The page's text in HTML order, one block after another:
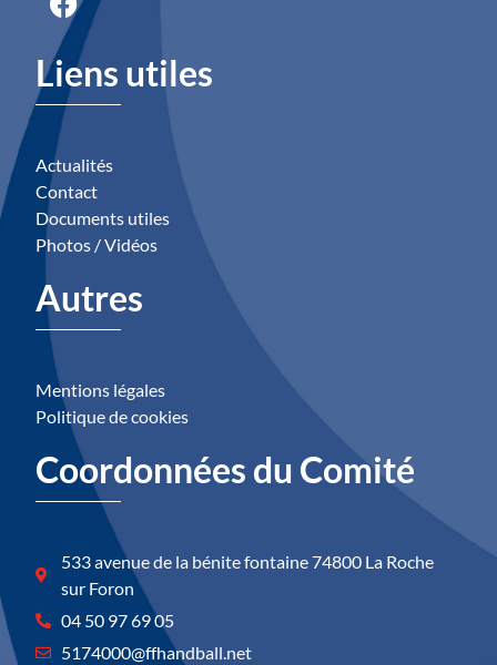
Liens utiles
Actualités
Contact
Documents utiles
Photos / Vidéos
Autres
Mentions légales
Politique de cookies
Coordonnées du Comité
533 avenue de la bénite fontaine 74800 La Roche
sur Foron
04 50 97 69 05
5174000@ffhandball.net